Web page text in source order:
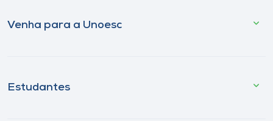
Venha para a Unoesc
Estudantes